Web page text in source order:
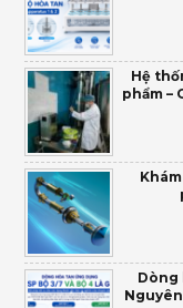
Hệ
phẩm –
Dòng